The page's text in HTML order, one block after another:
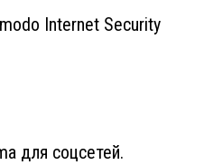
Internet Security
для соцсетей.